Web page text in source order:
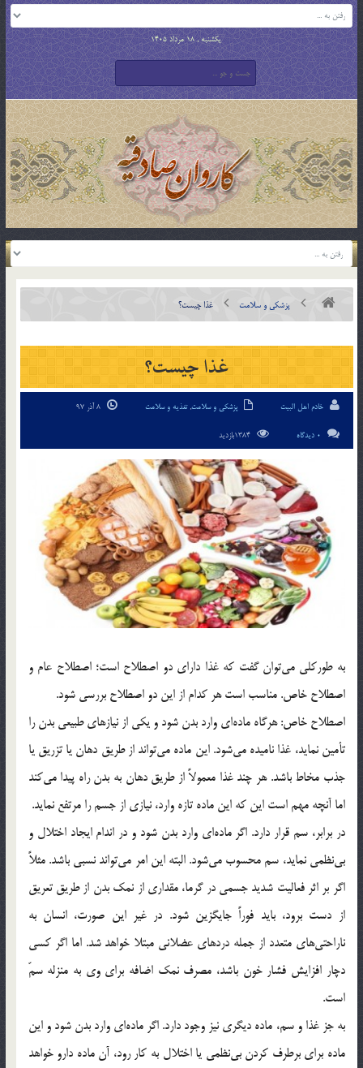
یکشنبه , 18 مرداد 1405
پزشکی و سلامت غذا چیست؟
غذا چیست؟
خادم اهل البیت پزشکی و سلامت,تغذیه و سلامت
0 دیدگاه
به طورکلی می‌توان گفت که غذا دارای دو اصطلاح است؛ اصطلاح عام و
اصطلاح خاص. مناسب است هر کدام از این دو اصطلاح بررسی شود.
اصطلاح خاص: هرگاه ماده‌ای وارد بدن شود و یکی از نیازهای طبیعی بدن را
تأمین نماید، غذا نامیده می‌شود. این ماده می‌تواند از طریق دهان یا تزریق یا
جذب مخاط باشد. هر چند غذا معمولاً از طریق دهان به بدن راه پیدا می‌کند
اما آنچه مهم است این که این ماده تازه وارد، نیازی از جسم را مرتفع نماید.
در برابر، سم قرار دارد. اگر ماده‌ای وارد بدن شود و در اندام ایجاد اختلال و
بی‌نظمی نماید، سم محسوب می‌شود. البته این امر می‌تواند نسبی باشد. مثلاً
اگر بر اثر فعالیت شدید جسمی در گرما، مقداری از نمک بدن از طریق تعریق
از دست برود، باید فوراً جایگزین شود. در غیر این صورت، انسان به
ناراحتی‌های متعدد از جمله دردهای عضلانی مبتلا خواهد شد. اما اگر کسی
دچار افزایش فشار خون باشد، مصرف نمک اضافه برای وی به منزله سمّ
است.
به جز غذا و سم، ماده دیگری نیز وجود دارد. اگر ماده‌ای وارد بدن شود و این
ماده برای برطرف کردن بی‌نظمی یا اختلال به کار رود، آن ماده دارو خواهد